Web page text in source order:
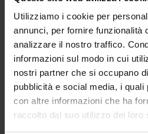
Utilizziamo i cookie per
annunci, per fornire funzionalità
analizzare il nostro traffico.
informazioni sul modo in cui
nostri partner che si occupano
pubblicità e social media, i quali
con altre informazioni che ha
raccolto dal suo utilizzo dei loro